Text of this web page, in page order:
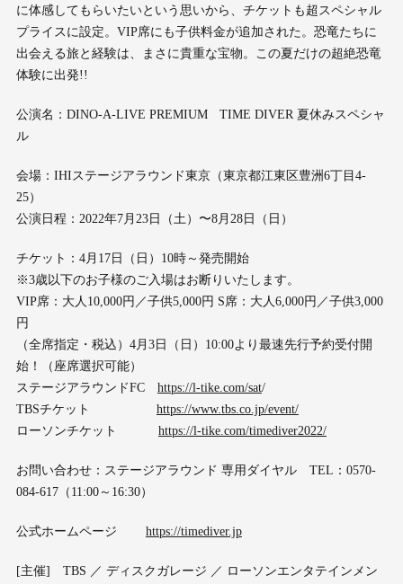
に体感してもらいたいという思いから、チケットも超スペシャル
プライスに設定。VIP席にも子供料金が追加された。恐竜たちに
出会える旅と経験は、まさに貴重な宝物。この夏だけの超絶恐竜
体験に出発!!
公演名：DINO-A-LIVE PREMIUM TIME DIVER 夏休みスペシャ
ル
会場：IHIステージアラウンド東京（東京都江東区豊洲6丁目4-
25）
公演日程：2022年7月23日（土）〜8月28日（日）
チケット：4月17日（日）10時～発売開始
※3歳以下のお子様のご入場はお断りいたします。
VIP席：大人10,000円／子供5,000円 S席：大人6,000円／子供3,000
円
（全席指定・税込）4月3日（日）10:00より最速先行予約受付開
始！（座席選択可能）
ステージアラウンドFC https://l-tike.com/sat/
TBSチケット https://www.tbs.co.jp/event/
ローソンチケット https://l-tike.com/timediver2022/
お問い合わせ：ステージアラウンド 専用ダイヤル TEL：0570-
084-617（11:00～16:30）
公式ホームページ https://timediver.jp
[主催] TBS ／ ディスクガレージ ／ ローソンエンタテインメン